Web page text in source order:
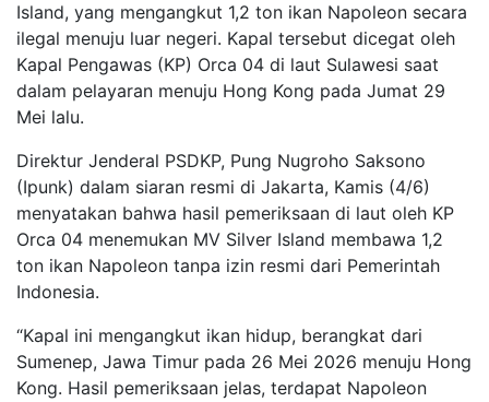
Island, yang mengangkut 1,2 ton ikan Napoleon secara
ilegal menuju luar negeri. Kapal tersebut dicegat oleh
Kapal Pengawas (KP) Orca 04 di laut Sulawesi saat
dalam pelayaran menuju Hong Kong pada Jumat 29
Mei lalu.
Direktur Jenderal PSDKP, Pung Nugroho Saksono
(Ipunk) dalam siaran resmi di Jakarta, Kamis (4/6)
menyatakan bahwa hasil pemeriksaan di laut oleh KP
Orca 04 menemukan MV Silver Island membawa 1,2
ton ikan Napoleon tanpa izin resmi dari Pemerintah
Indonesia.
“Kapal ini mengangkut ikan hidup, berangkat dari
Sumenep, Jawa Timur pada 26 Mei 2026 menuju Hong
Kong. Hasil pemeriksaan jelas, terdapat Napoleon